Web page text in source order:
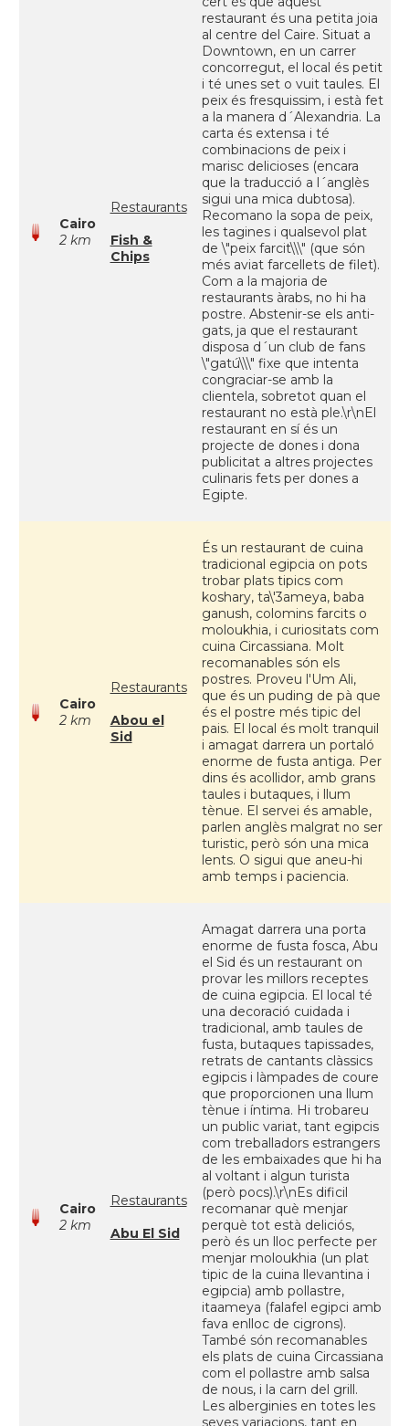
Cairo
2 km
Restaurants
Fish &
Chips
restaurant és una petita joia
al centre del Caire. Situat a
Downtown, en un carrer
concorregut, el local és petit
i té unes set o vuit taules. El
peix és fresquissim, i està fet
a la manera d´Alexandria. La
carta és extensa i té
combinacions de peix i
marisc delicioses (encara
que la traducció a l´anglès
sigui una mica dubtosa).
Recomano la sopa de peix,
les tagines i qualsevol plat
de \"peix farcit\\\" (que són
més aviat farcellets de filet).
Com a la majoria de
restaurants àrabs, no hi ha
postre. Abstenir-se els anti-
gats, ja que el restaurant
disposa d´un club de fans
\"gatú\\\" fixe que intenta
congraciar-se amb la
clientela, sobretot quan el
restaurant no està ple.\r\nEl
restaurant en sí és un
projecte de dones i dona
publicitat a altres projectes
culinaris fets per dones a
Egipte.
Cairo
2 km
Restaurants
Abou el
Sid
És un restaurant de cuina
tradicional egipcia on pots
trobar plats tipics com
koshary, ta\'3ameya, baba
ganush, colomins farcits o
moloukhia, i curiositats com
cuina Circassiana. Molt
recomanables són els
postres. Proveu l'Um Ali,
que és un puding de pà que
és el postre més tipic del
pais. El local és molt tranquil
i amagat darrera un portaló
enorme de fusta antiga. Per
dins és acollidor, amb grans
taules i butaques, i llum
tènue. El servei és amable,
parlen anglès malgrat no ser
turistic, però són una mica
lents. O sigui que aneu-hi
amb temps i paciencia.
Cairo
2 km
Restaurants
Abu El Sid
Amagat darrera una porta
enorme de fusta fosca, Abu
el Sid és un restaurant on
provar les millors receptes
de cuina egipcia. El local té
una decoració cuidada i
tradicional, amb taules de
fusta, butaques tapissades,
retrats de cantants clàssics
egipcis i làmpades de coure
que proporcionen una llum
tènue i íntima. Hi trobareu
un public variat, tant egipcis
com treballadors estrangers
de les embaixades que hi ha
al voltant i algun turista
(però pocs).\r\nEs dificil
recomanar què menjar
perquè tot està deliciós,
però és un lloc perfecte per
menjar moloukhia (un plat
tipic de la cuina llevantina i
egipcia) amb pollastre,
itaameya (falafel egipci amb
fava enlloc de cigrons).
També són recomanables
els plats de cuina Circassiana
com el pollastre amb salsa
de nous, i la carn del grill.
Les alberginies en totes les
seves variacions, tant en